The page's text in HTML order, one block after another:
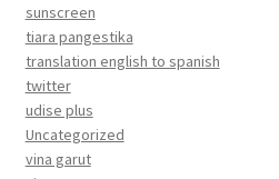
sunscreen
tiara pangestika
translation english to spanish
twitter
udise plus
Uncategorized
vina garut